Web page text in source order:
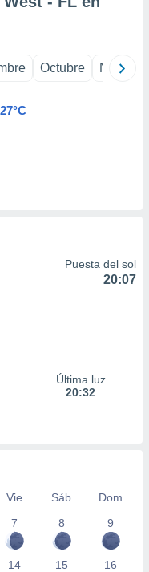
Octubre
27°C
Puesta del sol
20:07
Última luz
20:32
Vie Sáb
Dom
7 8 9
14 15 16